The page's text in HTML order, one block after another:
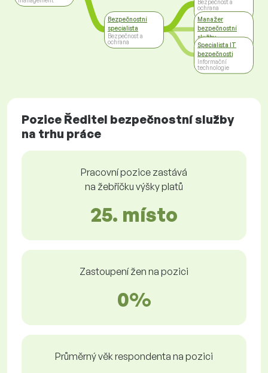
Bezpečnostní
specialista
Bezpečnost a
ochrana
Bezpečnost a
ochrana
Manažer
bezpečnostní
služby
Management
Specialista IT
bezpečnosti
Informační
technologie
Pozice Ředitel bezpečnostní služby
na trhu práce
Pracovní pozice zastává
na žebříčku výšky platů
25. místo
Zastoupení žen na pozici
0%
Průměrný věk respondenta na pozici